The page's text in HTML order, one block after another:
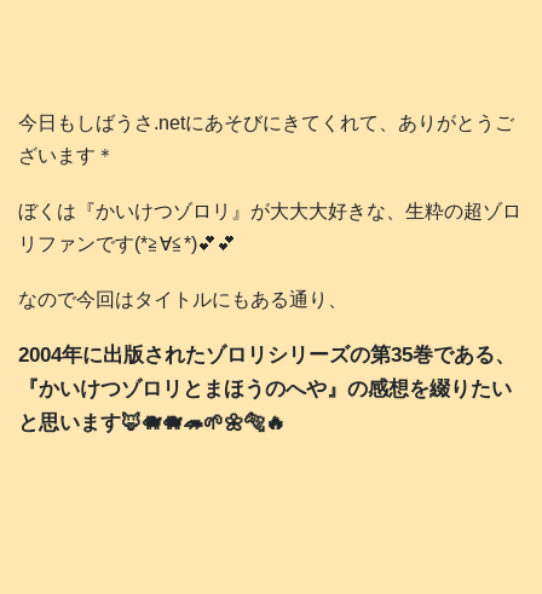
今日もしばうさ.netにあそびにきてくれて、ありがとうご
ざいます＊
ぼくは『かいけつゾロリ』が大大大好きな、生粋の超ゾロ
リファンです(*≧∀≦*)💕💕
なので今回はタイトルにもある通り、
2004年に出版されたゾロリシリーズの第35巻である、
『かいけつゾロリとまほうのへや』の感想を綴りたい
と思います🦊🐗🐗🦔🌱🌼🐅🔥